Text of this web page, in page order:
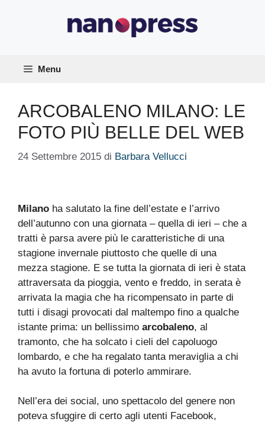
Menu
ARCOBALENO MILANO: LE
FOTO PIÙ BELLE DEL WEB
24 Settembre 2015 di Barbara Vellucci
Milano ha salutato la fine dell’estate e l’arrivo
dell’autunno con una giornata – quella di ieri – che a
tratti è parsa avere più le caratteristiche di una
stagione invernale piuttosto che quelle di una
mezza stagione. E se tutta la giornata di ieri è stata
attraversata da pioggia, vento e freddo, in serata è
arrivata la magia che ha ricompensato in parte di
tutti i disagi provocati dal maltempo fino a qualche
istante prima: un bellissimo arcobaleno, al
tramonto, che ha solcato i cieli del capoluogo
lombardo, e che ha regalato tanta meraviglia a chi
ha avuto la fortuna di poterlo ammirare.
Nell’era dei social, uno spettacolo del genere non
poteva sfuggire di certo agli utenti Facebook,